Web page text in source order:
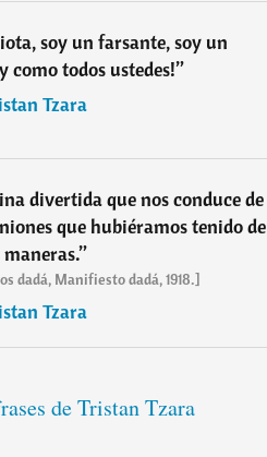
soy un farsante, soy un
como todos ustedes!”
Tzara
divertida que nos conduce de
que hubiéramos tenido de
”
dadá, Manifiesto dadá, 1918.]
Tzara
de Tristan Tzara